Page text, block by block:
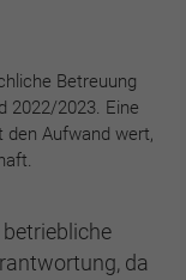
Betreuung
2022/2023. Eine
den Aufwand wert,
da
um Ihre
Website zu
dazu, wie der
zu generieren.